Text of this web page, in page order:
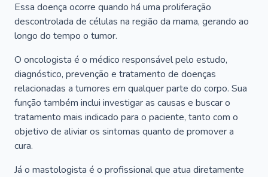
Essa doença ocorre quando há uma proliferação
descontrolada de células na região da mama, gerando ao
longo do tempo o tumor.
O oncologista é o médico responsável pelo estudo,
diagnóstico, prevenção e tratamento de doenças
relacionadas a tumores em qualquer parte do corpo. Sua
função também inclui investigar as causas e buscar o
tratamento mais indicado para o paciente, tanto com o
objetivo de aliviar os sintomas quanto de promover a
cura.
Já o mastologista é o profissional que atua diretamente